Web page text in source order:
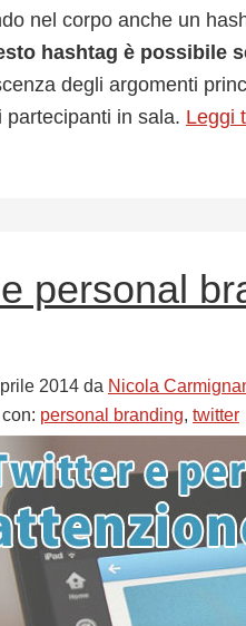
nel corpo anche un
hashtag è possibile
degli argomenti
partecipanti in sala. Leggi
personal
2014 da Nicola
personal branding, twitter